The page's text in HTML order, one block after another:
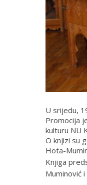
U srijedu,
Promocija
kulturu NU
O knjizi su
Hota-
Knjiga
Muminović